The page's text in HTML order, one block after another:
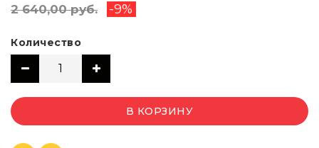
2 640,00 руб. -9%
Количество
В КОРЗИНУ